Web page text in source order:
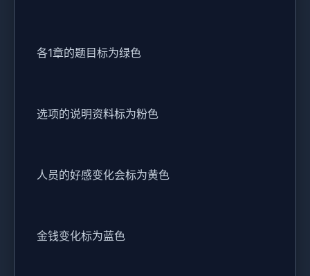
各1章的题目标为绿色
选项的说明资料标为粉色
人员的好感变化会标为黄色
金钱变化标为蓝色